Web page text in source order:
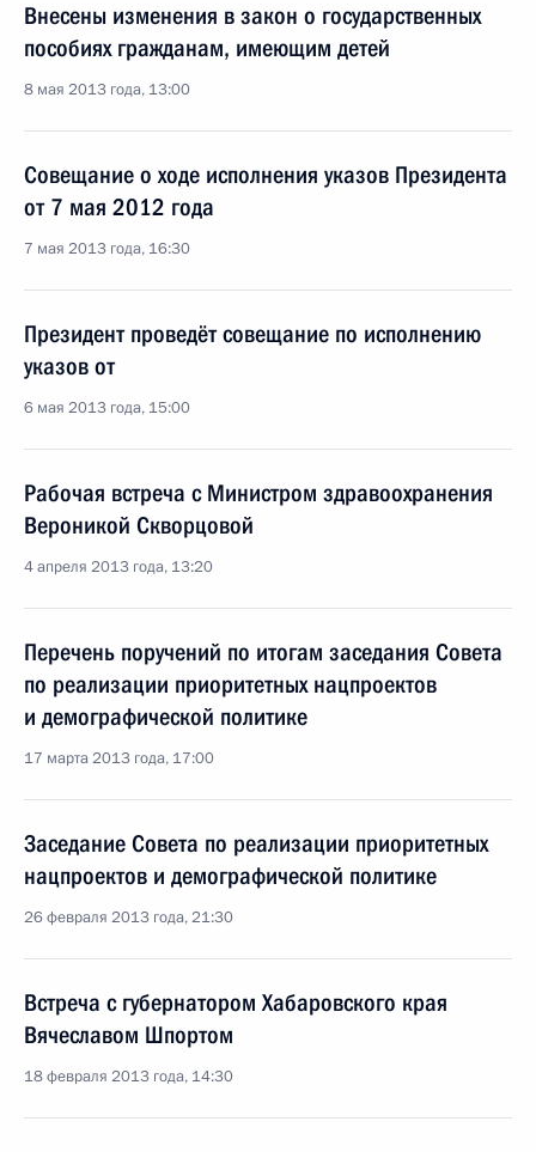
Внесены изменения в закон о государственных
пособиях гражданам, имеющим детей
8 мая 2013 года, 13:00
Совещание о ходе исполнения указов Президента
от 7 мая 2012 года
7 мая 2013 года, 16:30
Президент проведёт совещание по исполнению
указов от
6 мая 2013 года, 15:00
Рабочая встреча с Министром здравоохранения
Вероникой Скворцовой
4 апреля 2013 года, 13:20
Перечень поручений по итогам заседания Совета
по реализации приоритетных нацпроектов
и демографической политике
17 марта 2013 года, 17:00
Заседание Совета по реализации приоритетных
нацпроектов и демографической политике
26 февраля 2013 года, 21:30
Встреча с губернатором Хабаровского края
Вячеславом Шпортом
18 февраля 2013 года, 14:30